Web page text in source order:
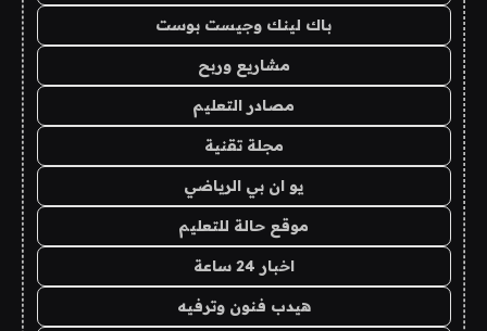
باك لينك وجيست بوست
مشاريع وربح
مصادر التعليم
مجلة تقنية
يو ان بي الرياضي
موقع حالة للتعليم
اخبار 24 ساعة
هيدب فنون وترفيه